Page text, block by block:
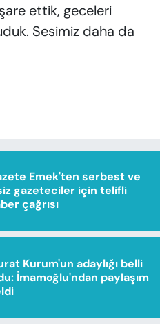
ettik, geceleri
Sesimiz daha da
Emek'ten serbest ve
gazeteciler için telifli
çağrısı
Kurum'un adaylığı belli
İmamoğlu'ndan paylaşım